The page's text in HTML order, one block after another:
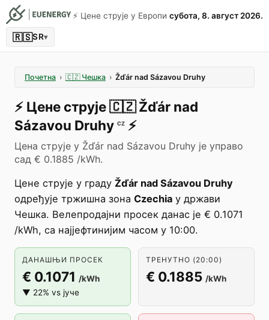
⚡️ Цене струје у Европи субота, 8. август 2026.
🇷🇸SR▾
Почетна › 🇨🇿 Чешка › Žďár nad Sázavou Druhy
⚡️ Цене струје🇨🇿 Žďár nad
Sázavou Druhy CZ ⚡️
Цена струје у Žďár nad Sázavou Druhy је управо
сад € 0.1885 /kWh.
Цене струје у граду Žďár nad Sázavou Druhy
одређује тржишна зона Czechia у држави
Чешка. Велепродајни просек данас је € 0.1071
/kWh, са најјефтинијим часом у 10:00.
ДАНАШЊИ ПРОСЕК
€ 0.1071 /kWh
▼ 22% vs јуче
ТРЕНУТНО (20:00)
€ 0.1885 /kWh